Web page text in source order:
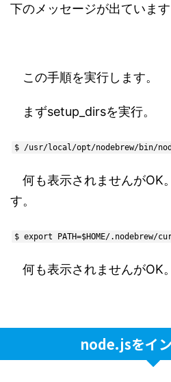
下のメッセージが出ています
この手順を実行します。
まずsetup_dirsを実行。
$ /usr/local/opt/nodebrew/bin/
何も表示されませんがOK
す。
$ export PATH=$HOME/.nodebrew/
何も表示されませんがOK。
node.jsをイ